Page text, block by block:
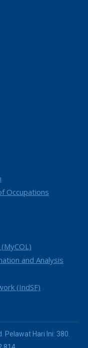
Occupations
and Analysis
(IndSF)
Hari Ini: 380.